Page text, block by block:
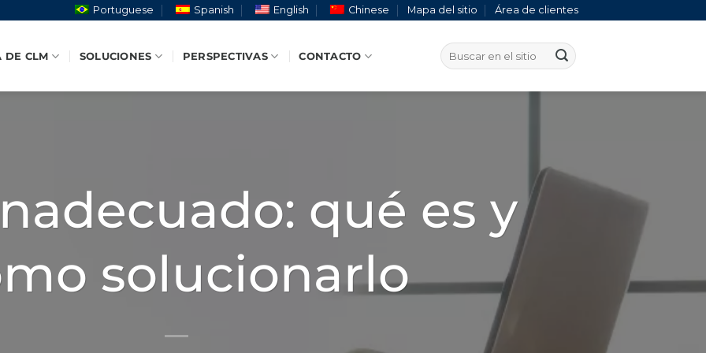
Portuguese Spanish English Chinese Mapa del sitio Área de clientes
DE CLM SOLUCIONES PERSPECTIVAS CONTACTO
qué es y
solucionarlo